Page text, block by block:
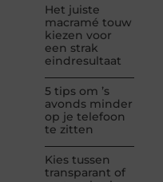
Het juiste
macramé touw
kiezen voor
een strak
eindresultaat
5 tips om ’s
avonds minder
op je telefoon
te zitten
Kies tussen
transparant of